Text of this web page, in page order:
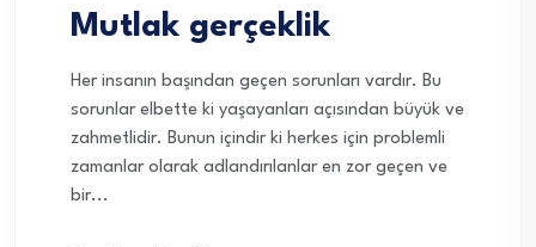
Mutlak gerçeklik
Her insanın başından geçen sorunları vardır. Bu
sorunlar elbette ki yaşayanları açısından büyük ve
zahmetlidir. Bunun içindir ki herkes için problemli
zamanlar olarak adlandırılanlar en zor geçen ve
bir...